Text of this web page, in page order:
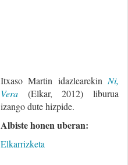
Itxaso Martin idazlearekin Ni,
Vera (Elkar, 2012) liburua
izango dute hizpide.
Albiste honen uberan:
Elkarrizketa